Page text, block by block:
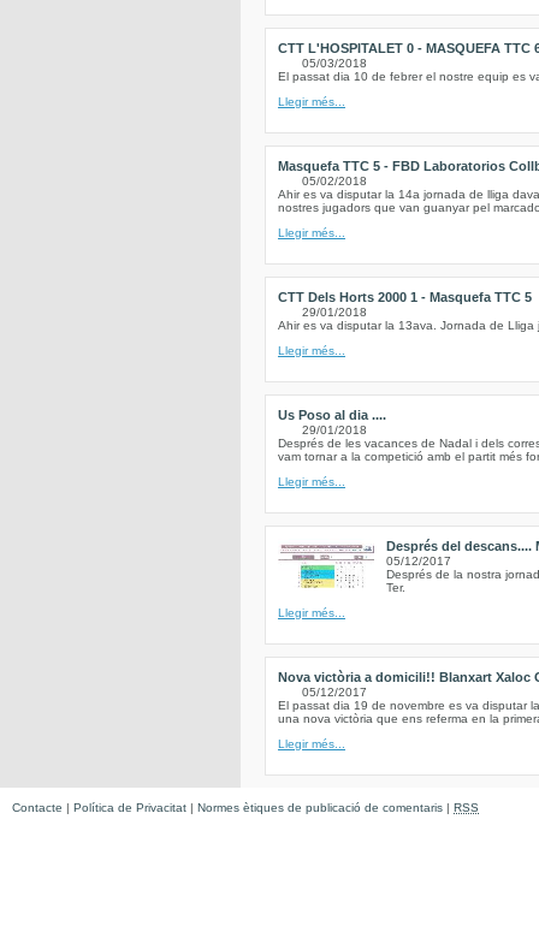
CTT L'HOSPITALET 0 - MASQUEFA TTC
05/03/2018
El passat dia 10 de febrer el nostre equip es
Llegir més...
Masquefa TTC 5 - FBD Laboratorios
05/02/2018
Ahir es va disputar la 14a jornada de lliga
nostres jugadors que van guanyar pel
Llegir més...
CTT Dels Horts 2000 1 - Masquefa TTC 5
29/01/2018
Ahir es va disputar la 13ava. Jornada de
Llegir més...
Us Poso al dia ....
29/01/2018
Després de les vacances de Nadal i dels
vam tornar a la competició amb el partit més
Llegir més...
Després del descans....
05/12/2017
Després de la nostra
Ter.
Llegir més...
Nova victòria a domicili!! Blanxart Xaloc
05/12/2017
El passat dia 19 de novembre es va disputar
una nova victòria que ens referma en la
Llegir més...
Contacte | Política de Privacitat | Normes ètiques de publicació de comentaris | RSS